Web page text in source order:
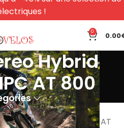
0 0.00
Hybrid
AT 800
Hybrid ONE44 HPC AT
!